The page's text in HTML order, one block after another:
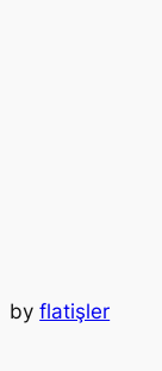
byflatişler